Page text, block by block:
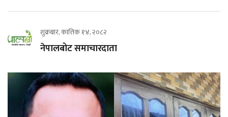
शुक्रबार, कात्तिक १४, २०८२
नेपालबोट समाचारदाता